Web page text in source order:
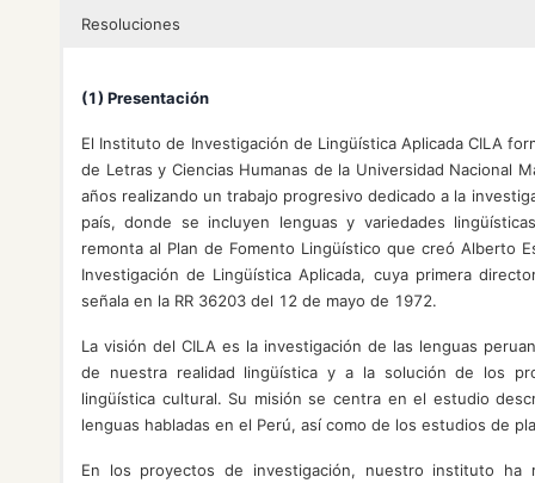
Resoluciones
(1) Presentación
El Instituto de Investigación de Lingüística Aplicada CILA
de Letras y Ciencias Humanas de la Universidad Nacional
años realizando un trabajo progresivo dedicado a la
país, donde se incluyen lenguas y variedades
remonta al Plan de Fomento Lingüístico que creó Alberto
Investigación de Lingüística Aplicada, cuya primera
señala en la RR 36203 del 12 de mayo de 1972.
La visión del CILA es la investigación de las lenguas
de nuestra realidad lingüística y a la solución de los
lingüística cultural. Su misión se centra en el estudio
lenguas habladas en el Perú, así como de los estudios de
En los proyectos de investigación, nuestro instituto ha